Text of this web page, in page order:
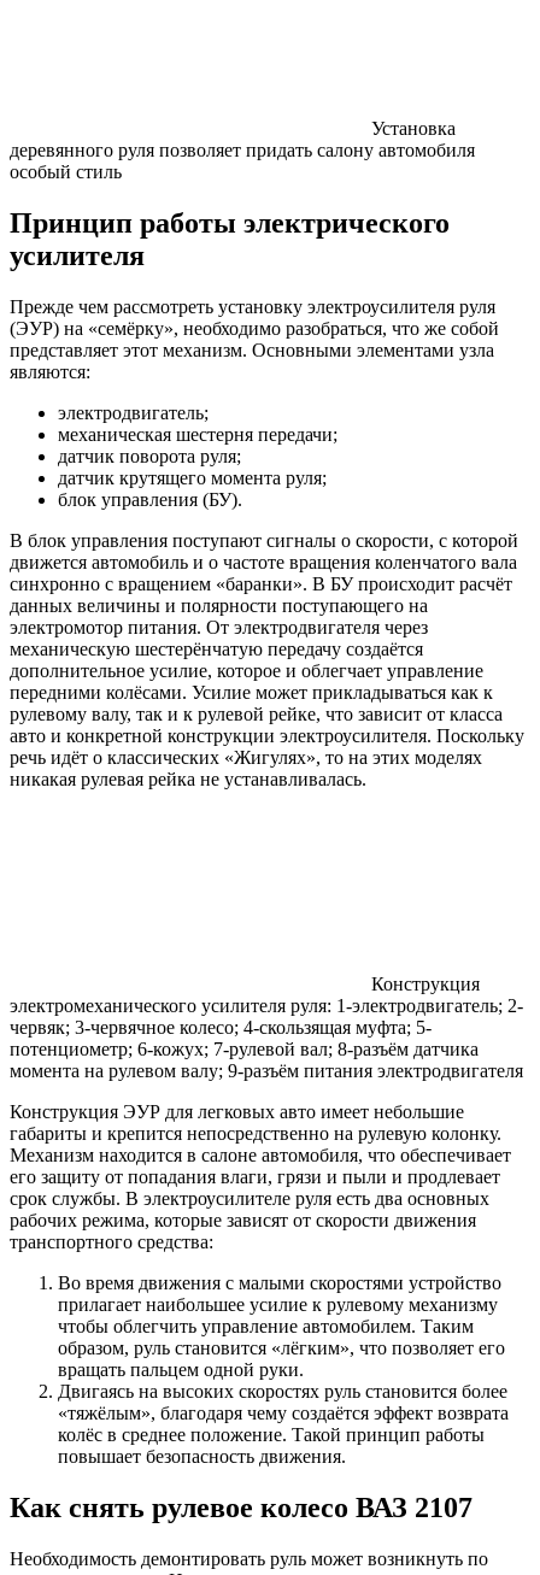
Установка
деревянного руля позволяет придать салону автомобиля
особый стиль
Принцип работы электрического
усилителя
Прежде чем рассмотреть установку электроусилителя руля
(ЭУР) на «семёрку», необходимо разобраться, что же собой
представляет этот механизм. Основными элементами узла
являются:
электродвигатель;
механическая шестерня передачи;
датчик поворота руля;
датчик крутящего момента руля;
блок управления (БУ).
В блок управления поступают сигналы о скорости, с которой
движется автомобиль и о частоте вращения коленчатого вала
синхронно с вращением «баранки». В БУ происходит расчёт
данных величины и полярности поступающего на
электромотор питания. От электродвигателя через
механическую шестерёнчатую передачу создаётся
дополнительное усилие, которое и облегчает управление
передними колёсами. Усилие может прикладываться как к
рулевому валу, так и к рулевой рейке, что зависит от класса
авто и конкретной конструкции электроусилителя. Поскольку
речь идёт о классических «Жигулях», то на этих моделях
никакая рулевая рейка не устанавливалась.
Конструкция
электромеханического усилителя руля: 1-электродвигатель; 2-
червяк; 3-червячное колесо; 4-скользящая муфта; 5-
потенциометр; 6-кожух; 7-рулевой вал; 8-разъём датчика
момента на рулевом валу; 9-разъём питания электродвигателя
Конструкция ЭУР для легковых авто имеет небольшие
габариты и крепится непосредственно на рулевую колонку.
Механизм находится в салоне автомобиля, что обеспечивает
его защиту от попадания влаги, грязи и пыли и продлевает
срок службы. В электроусилителе руля есть два основных
рабочих режима, которые зависят от скорости движения
транспортного средства:
Во время движения с малыми скоростями устройство
прилагает наибольшее усилие к рулевому механизму
чтобы облегчить управление автомобилем. Таким
образом, руль становится «лёгким», что позволяет его
вращать пальцем одной руки.
Двигаясь на высоких скоростях руль становится более
«тяжёлым», благодаря чему создаётся эффект возврата
колёс в среднее положение. Такой принцип работы
повышает безопасность движения.
Как снять рулевое колесо ВАЗ 2107
Необходимость демонтировать руль может возникнуть по